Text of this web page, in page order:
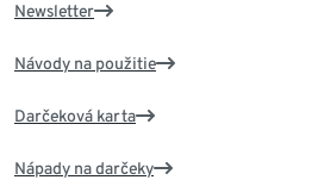
Newsletter
Návody na použitie
Darčeková karta
Nápady na darčeky